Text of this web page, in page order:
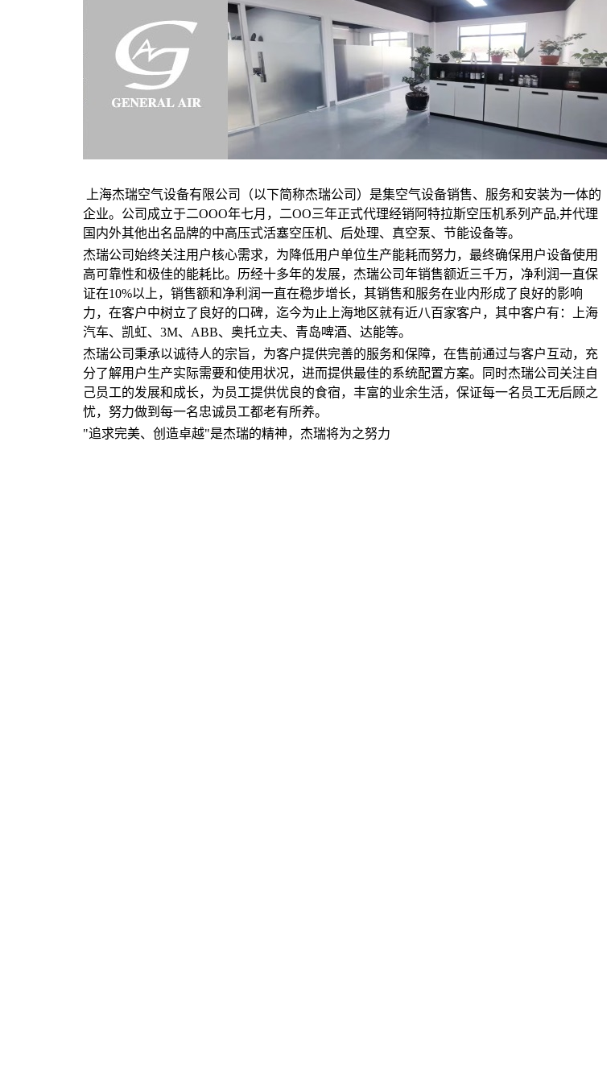
上海杰瑞空气设备有限公司（以下简称杰瑞公司）是集空气设备销售、服务和安装为一体的
企业。公司成立于二OOO年七月，二OO三年正式代理经销阿特拉斯空压机系列产品,并代理
国内外其他出名品牌的中高压式活塞空压机、后处理、真空泵、节能设备等。
杰瑞公司始终关注用户核心需求，为降低用户单位生产能耗而努力，最终确保用户设备使用
高可靠性和极佳的能耗比。历经十多年的发展，杰瑞公司年销售额近三千万，净利润一直保
证在10%以上，销售额和净利润一直在稳步增长，其销售和服务在业内形成了良好的影响
力，在客户中树立了良好的口碑，迄今为止上海地区就有近八百家客户，其中客户有：上海
汽车、凯虹、3M、ABB、奥托立夫、青岛啤酒、达能等。
杰瑞公司秉承以诚待人的宗旨，为客户提供完善的服务和保障，在售前通过与客户互动，充
分了解用户生产实际需要和使用状况，进而提供最佳的系统配置方案。同时杰瑞公司关注自
己员工的发展和成长，为员工提供优良的食宿，丰富的业余生活，保证每一名员工无后顾之
忧，努力做到每一名忠诚员工都老有所养。
"追求完美、创造卓越"是杰瑞的精神，杰瑞将为之努力